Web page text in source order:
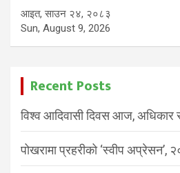
आइत, साउन २४, २०८३
Sun, August 9, 2026
Recent Posts
विश्व आदिवासी दिवस आज, अधिकार
पोखरामा प्रहरीको ‘स्वीप अप्रेसन’,